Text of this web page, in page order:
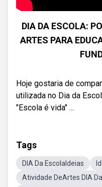
DIA DA ESCOLA:
ARTES PARA
Hoje gostaria de
utilizada no Dia da
"Escola é vida" ...
Tags
DIA Da EscolaIdeias
Atividade DeArtes DIA